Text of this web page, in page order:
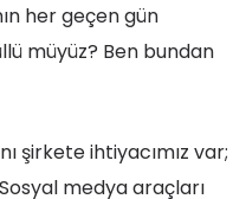
her geçen gün
müyüz? Ben bundan
şirkete ihtiyacımız var;
medya araçları